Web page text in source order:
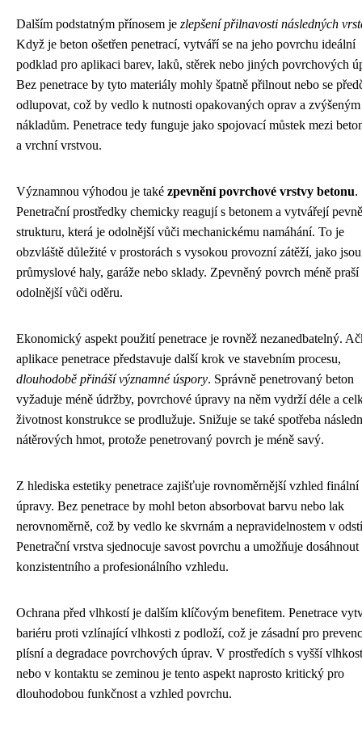
Dalším podstatným přínosem je zlepšení přilnavosti následných
Když je beton ošetřen penetrací, vytváří se na jeho povrchu ideální
podklad pro aplikaci barev, laků, stěrek nebo jiných povrchových
Bez penetrace by tyto materiály mohly špatně přilnout nebo se
odlupovat, což by vedlo k nutnosti opakovaných oprav a zvýšeným
nákladům. Penetrace tedy funguje jako spojovací můstek mezi
a vrchní vrstvou.
Významnou výhodou je také zpevnění povrchové vrstvy betonu.
Penetrační prostředky chemicky reagují s betonem a vytvářejí
strukturu, která je odolnější vůči mechanickému namáhání. To je
obzvláště důležité v prostorách s vysokou provozní zátěží, jako jsou
průmyslové haly, garáže nebo sklady. Zpevněný povrch méně praší
odolnější vůči oděru.
Ekonomický aspekt použití penetrace je rovněž nezanedbatelný.
aplikace penetrace představuje další krok ve stavebním procesu,
dlouhodobě přináší významné úspory. Správně penetrovaný beton
vyžaduje méně údržby, povrchové úpravy na něm vydrží déle a
životnost konstrukce se prodlužuje. Snižuje se také spotřeba
nátěrových hmot, protože penetrovaný povrch je méně savý.
Z hlediska estetiky penetrace zajišťuje rovnoměrnější vzhled finální
úpravy. Bez penetrace by mohl beton absorbovat barvu nebo lak
nerovnoměrně, což by vedlo ke skvrnám a nepravidelnostem v
Penetrační vrstva sjednocuje savost povrchu a umožňuje dosáhnout
konzistentního a profesionálního vzhledu.
Ochrana před vlhkostí je dalším klíčovým benefitem. Penetrace
bariéru proti vzlínající vlhkosti z podloží, což je zásadní pro
plísní a degradace povrchových úprav. V prostředích s vyšší
nebo v kontaktu se zeminou je tento aspekt naprosto kritický pro
dlouhodobou funkčnost a vzhled povrchu.